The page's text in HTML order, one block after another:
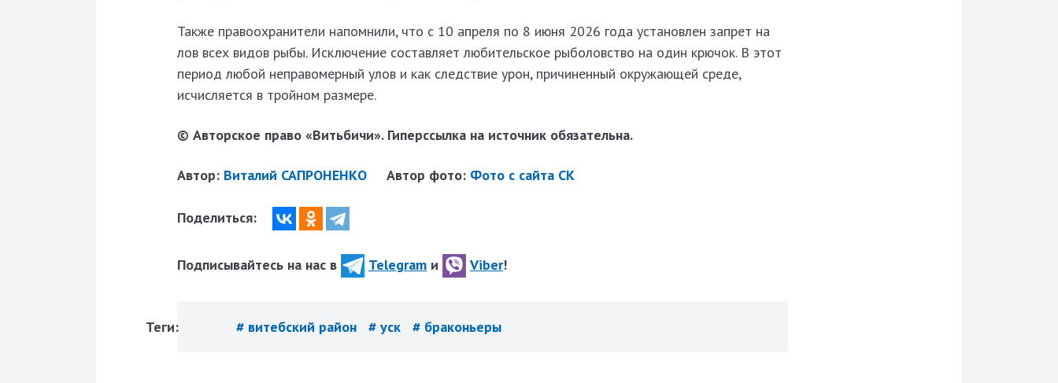
Также правоохранители напомнили, что с 10 апреля по 8 июня 2026 года установлен запрет на
лов всех видов рыбы. Исключение составляет любительское рыболовство на один крючок. В этот
период любой неправомерный улов и как следствие урон, причиненный окружающей среде,
исчисляется в тройном размере.
© Авторское право «Витьбичи». Гиперссылка на источник обязательна.
Автор: Виталий САПРОНЕНКО Автор фото: Фото с сайта СК
Поделиться:
Подписывайтесь на нас в Telegram и Viber!
Теги: # витебский район # уск # браконьеры